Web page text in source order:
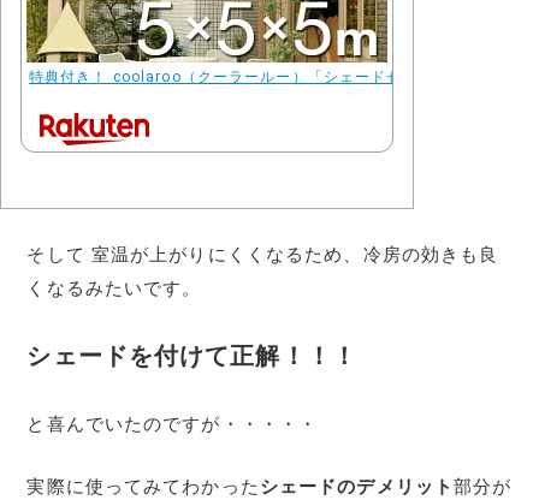
特典付き！ coolaroo（クーラールー）「シェードセイル トライアン
そして 室温が上がりにくくなるため、冷房の効きも良
くなるみたいです。
シェードを付けて正解！！！
と喜んでいたのですが・・・・・
実際に使ってみてわかった シェードのデメリット部分が